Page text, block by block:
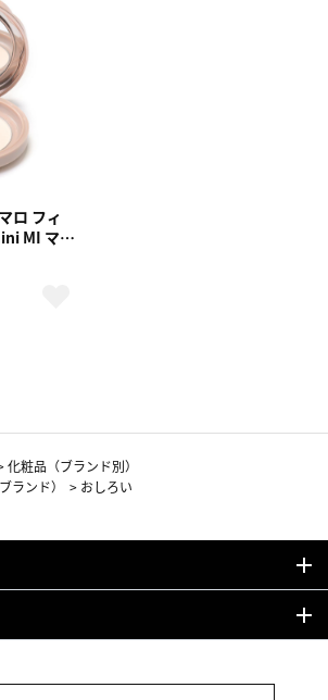
ロ フィ
MI マッ
5g
化粧品（ブランド別）
ランド） > おしろい